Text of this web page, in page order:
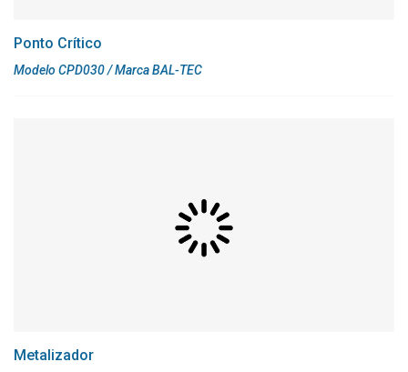
Ponto Crítico
Modelo CPD030 / Marca BAL-TEC
Metalizador